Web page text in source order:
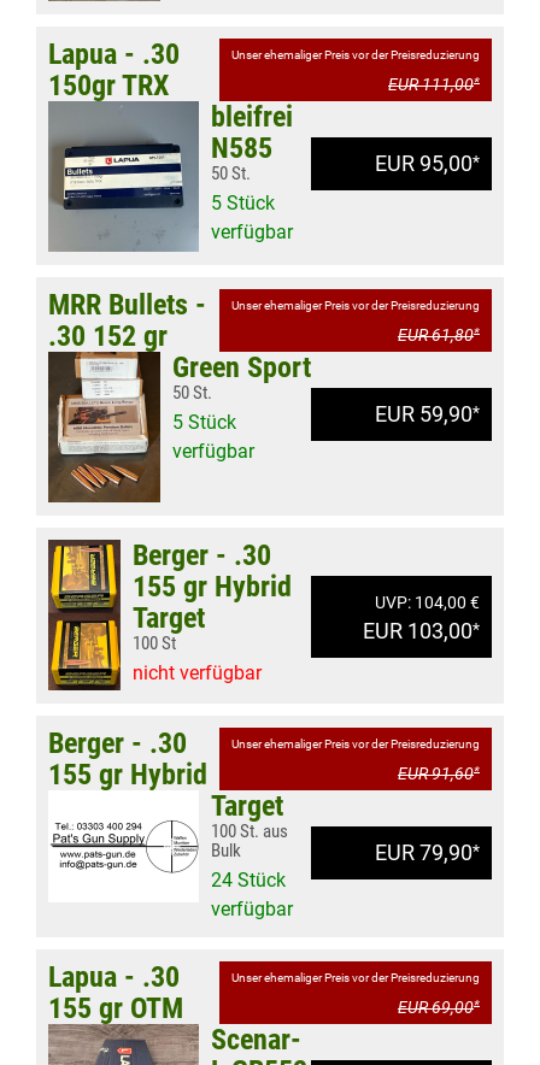
Unser ehemaliger Preis vor der Preisreduzierung
EUR 111,00*
EUR 95,00*
Lapua - .30
150gr TRX
bleifrei
N585
50 St.
5 Stück
verfügbar
Unser ehemaliger Preis vor der Preisreduzierung
EUR 61,80*
EUR 59,90*
MRR Bullets -
.30 152 gr
Green Sport
50 St.
5 Stück
verfügbar
UVP: 104,00 €
EUR 103,00*
Berger - .30
155 gr Hybrid
Target
100 St
nicht verfügbar
Unser ehemaliger Preis vor der Preisreduzierung
EUR 91,60*
EUR 79,90*
Berger - .30
155 gr Hybrid
Target
100 St. aus
Bulk
24 Stück
verfügbar
Unser ehemaliger Preis vor der Preisreduzierung
EUR 69,00*
Lapua - .30
155 gr OTM
Scenar-